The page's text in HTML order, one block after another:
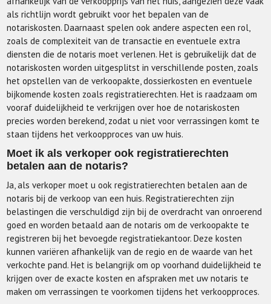
als richtlijn wordt gebruikt voor het bepalen van de
notariskosten. Daarnaast spelen ook andere aspecten een rol,
zoals de complexiteit van de transactie en eventuele extra
diensten die de notaris moet verlenen. Het is gebruikelijk dat de
notariskosten worden uitgesplitst in verschillende posten, zoals
het opstellen van de verkoopakte, dossierkosten en eventuele
bijkomende kosten zoals registratierechten. Het is raadzaam om
vooraf duidelijkheid te verkrijgen over hoe de notariskosten
precies worden berekend, zodat u niet voor verrassingen komt te
staan tijdens het verkoopproces van uw huis.
Moet ik als verkoper ook registratierechten
betalen aan de notaris?
Ja, als verkoper moet u ook registratierechten betalen aan de
notaris bij de verkoop van een huis. Registratierechten zijn
belastingen die verschuldigd zijn bij de overdracht van onroerend
goed en worden betaald aan de notaris om de verkoopakte te
registreren bij het bevoegde registratiekantoor. Deze kosten
kunnen variëren afhankelijk van de regio en de waarde van het
verkochte pand. Het is belangrijk om op voorhand duidelijkheid te
krijgen over de exacte kosten en afspraken met uw notaris te
maken om verrassingen te voorkomen tijdens het verkoopproces.